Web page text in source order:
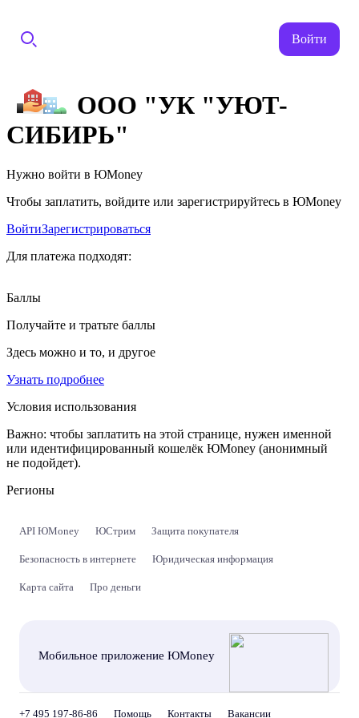
Войти
ООО "УК "УЮТ-
СИБИРЬ"
Нужно войти в ЮMoney
Чтобы заплатить, войдите или зарегистрируйтесь в ЮMoney
ВойтиЗарегистрироваться
Для платежа подходят:
Баллы
Получайте и тратьте баллы
Здесь можно и то, и другое
Узнать подробнее
Условия использования
Важно: чтобы заплатить на этой странице, нужен именной
или идентифицированный кошелёк ЮMoney (анонимный
не подойдет).
Регионы
API ЮMoney ЮСтрим Защита покупателя
Безопасность в интернете Юридическая информация
Карта сайта Про деньги
Мобильное приложение ЮMoney
+7 495 197-86-86 Помощь Контакты Вакансии